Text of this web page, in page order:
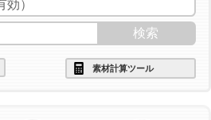
素材計算ツール